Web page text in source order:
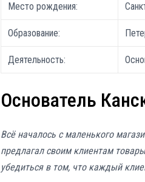
Место рождения:
Образование:
Деятельность:
Основатель
Всё началось с маленького
предлагал своим клиентам
убедиться в том, что каждый